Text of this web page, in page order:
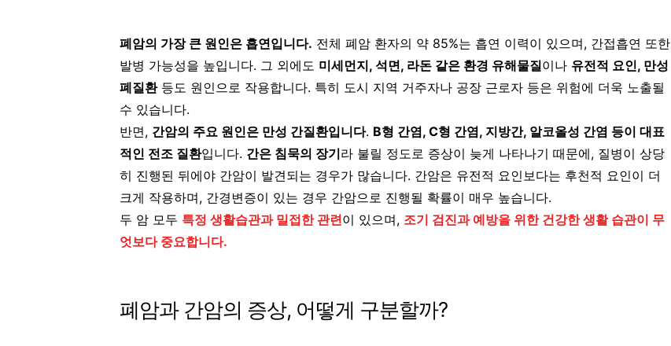
폐암의 가장 큰 원인은 흡연입니다. 전체 폐암 환자의 약 85%는 흡연 이력이 있으며, 간접흡연 또한
발병 가능성을 높입니다. 그 외에도 미세먼지, 석면, 라돈 같은 환경 유해물질이나 유전적 요인, 만성
폐질환등도 원인으로 작용합니다. 특히 도시 지역 거주자나 공장 근로자 등은 위험에 더욱 노출될
수 있습니다.
반면, 간암의 주요 원인은 만성 간질환입니다. B형 간염, C형 간염, 지방간, 알코올성 간염 등이 대표
적인 전조 질환입니다. 간은 침묵의 장기라 불릴 정도로 증상이 늦게 나타나기 때문에, 질병이 상당
히 진행된 뒤에야 간암이 발견되는 경우가 많습니다. 간암은 유전적 요인보다는 후천적 요인이 더
크게 작용하며, 간경변증이 있는 경우 간암으로 진행될 확률이 매우 높습니다.
두 암 모두 특정 생활습관과 밀접한 관련이 있으며, 조기 검진과 예방을 위한 건강한 생활 습관이 무
엇보다 중요합니다.
폐암과 간암의 증상, 어떻게 구분할까?